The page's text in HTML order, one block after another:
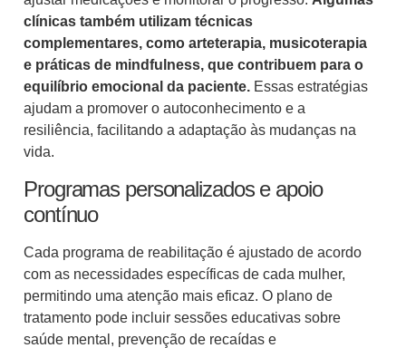
clínicas também utilizam técnicas
complementares, como arteterapia, musicoterapia
e práticas de mindfulness, que contribuem para o
equilíbrio emocional da paciente. Essas estratégias
ajudam a promover o autoconhecimento e a
resiliência, facilitando a adaptação às mudanças na
vida.
Programas personalizados e apoio
contínuo
Cada programa de reabilitação é ajustado de acordo
com as necessidades específicas de cada mulher,
permitindo uma atenção mais eficaz. O plano de
tratamento pode incluir sessões educativas sobre
saúde mental, prevenção de recaídas e